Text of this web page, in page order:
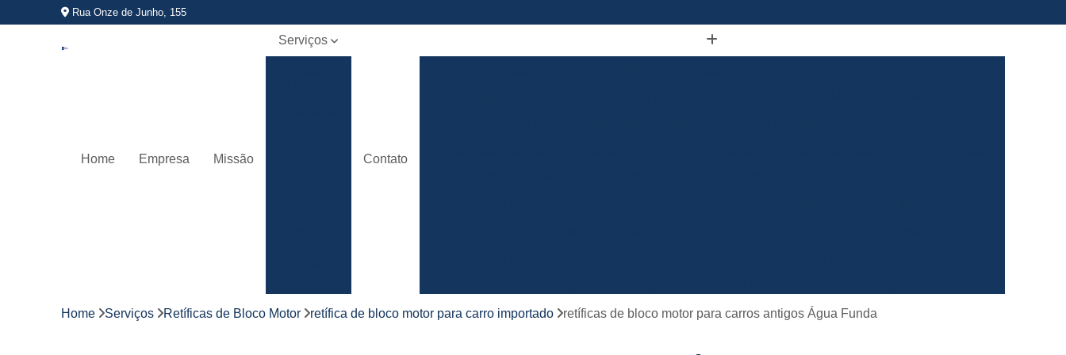
Rua Onze de Junho, 155
Home Empresa Missão
Serviços
Contato
Retífica para Motor de Carro de Competição
Retífica para Motor de Carro Especial
Home Serviços Retíficas de Bloco Motor retífica de bloco motor para carro importado retíficas de bloco motor para carros antigos Água Funda